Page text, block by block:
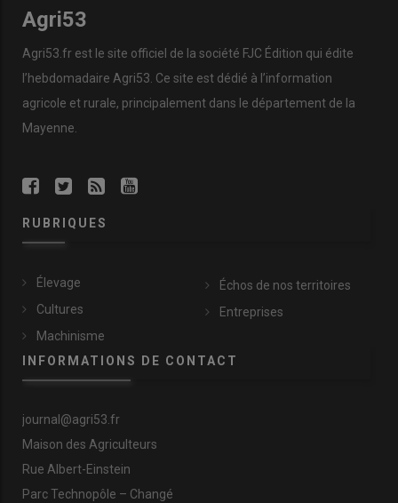
Agri53
Agri53.fr est le site officiel de la société FJC Édition qui édite
l’hebdomadaire Agri53. Ce site est dédié à l’information
agricole et rurale, principalement dans le département de la
Mayenne.
RUBRIQUES
Élevage
Cultures
Machinisme
Échos de nos territoires
Entreprises
INFORMATIONS DE CONTACT
journal@agri53.fr
Maison des Agriculteurs
Rue Albert-Einstein
Parc Technopôle – Changé